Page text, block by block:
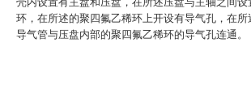
环，在所述的聚四氟乙稀环上开设有导气孔，在
导气管与压盘内部的聚四氟乙稀环的导气孔连通。